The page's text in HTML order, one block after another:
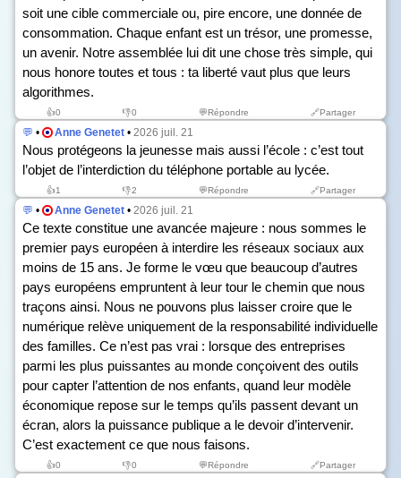
soit une cible commerciale ou, pire encore, une donnée de
consommation. Chaque enfant est un trésor, une promesse,
un avenir. Notre assemblée lui dit une chose très simple, qui
nous honore toutes et tous : ta liberté vaut plus que leurs
algorithmes.
👍0 👎0 💬Répondre 🔗Partager
💬 • Anne Genetet • 2026 juil. 21
Nous protégeons la jeunesse mais aussi l’école : c’est tout
l’objet de l’interdiction du téléphone portable au lycée.
👍1 👎2 💬Répondre 🔗Partager
💬 • Anne Genetet • 2026 juil. 21
Ce texte constitue une avancée majeure : nous sommes le
premier pays européen à interdire les réseaux sociaux aux
moins de 15 ans. Je forme le vœu que beaucoup d’autres
pays européens empruntent à leur tour le chemin que nous
traçons ainsi. Nous ne pouvons plus laisser croire que le
numérique relève uniquement de la responsabilité individuelle
des familles. Ce n’est pas vrai : lorsque des entreprises
parmi les plus puissantes au monde conçoivent des outils
pour capter l’attention de nos enfants, quand leur modèle
économique repose sur le temps qu’ils passent devant un
écran, alors la puissance publique a le devoir d’intervenir.
C’est exactement ce que nous faisons.
👍0 👎0 💬Répondre 🔗Partager